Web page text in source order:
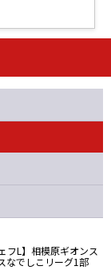
人の星
フL】相模原ギオンス
なでしこリーグ1部